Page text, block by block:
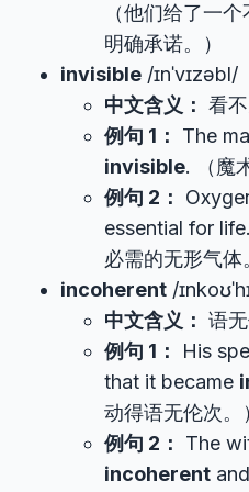
（他们给了一
明确承诺。）
invisible /ɪnˈvɪzəbl/
中文含义： 看
例句 1：
The
invisible. （魔
例句 2：
essential for
必需的无形气体
incoherent /
中文含义： 语
例句 1：
His
that it became
动得语无伦次。
例句 2：
The
incoherent